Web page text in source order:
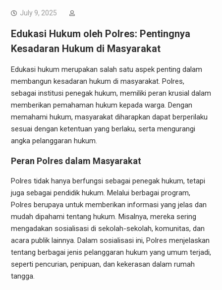
July 9, 2025
Edukasi Hukum oleh Polres: Pentingnya
Kesadaran Hukum di Masyarakat
Edukasi hukum merupakan salah satu aspek penting dalam
membangun kesadaran hukum di masyarakat. Polres,
sebagai institusi penegak hukum, memiliki peran krusial dalam
memberikan pemahaman hukum kepada warga. Dengan
memahami hukum, masyarakat diharapkan dapat berperilaku
sesuai dengan ketentuan yang berlaku, serta mengurangi
angka pelanggaran hukum.
Peran Polres dalam Masyarakat
Polres tidak hanya berfungsi sebagai penegak hukum, tetapi
juga sebagai pendidik hukum. Melalui berbagai program,
Polres berupaya untuk memberikan informasi yang jelas dan
mudah dipahami tentang hukum. Misalnya, mereka sering
mengadakan sosialisasi di sekolah-sekolah, komunitas, dan
acara publik lainnya. Dalam sosialisasi ini, Polres menjelaskan
tentang berbagai jenis pelanggaran hukum yang umum terjadi,
seperti pencurian, penipuan, dan kekerasan dalam rumah
tangga.